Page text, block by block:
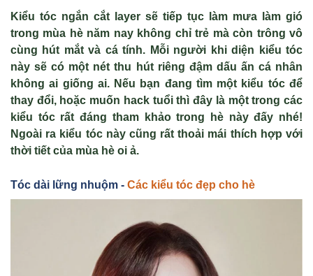
Kiểu tóc ngắn cắt layer sẽ tiếp tục làm mưa làm gió
trong mùa hè năm nay không chỉ trẻ mà còn trông vô
cùng hút mắt và cá tính. Mỗi người khi diện kiểu tóc
này sẽ có một nét thu hút riêng đậm dấu ấn cá nhân
không ai giống ai. Nếu bạn đang tìm một kiểu tóc để
thay đổi, hoặc muốn hack tuổi thì đây là một trong các
kiểu tóc rất đáng tham khảo trong hè này đấy nhé!
Ngoài ra kiểu tóc này cũng rất thoải mái thích hợp với
thời tiết của mùa hè oi ả.
Tóc dài lững nhuộm - Các kiểu tóc đẹp cho hè